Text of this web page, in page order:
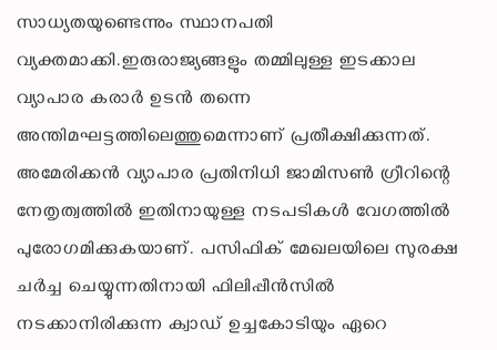
സാധ്യതയുണ്ടെന്നും സ്ഥാനപതി
വ്യക്തമാക്കി.ഇരുരാജ്യങ്ങളും തമ്മിലുള്ള ഇടക്കാല
വ്യാപാര കരാർ ഉടൻ തന്നെ
അന്തിമഘട്ടത്തിലെത്തുമെന്നാണ് പ്രതീക്ഷിക്കുന്നത്.
അമേരിക്കൻ വ്യാപാര പ്രതിനിധി ജാമിസൺ ഗ്രീറിന്റെ
നേതൃത്വത്തിൽ ഇതിനായുള്ള നടപടികൾ വേഗത്തിൽ
പുരോഗമിക്കുകയാണ്. പസിഫിക് മേഖലയിലെ സുരക്ഷ
ചർച്ച ചെയ്യുന്നതിനായി ഫിലിപ്പീൻസിൽ
നടക്കാനിരിക്കുന്ന ക്വാഡ് ഉച്ചകോടിയും ഏറെ